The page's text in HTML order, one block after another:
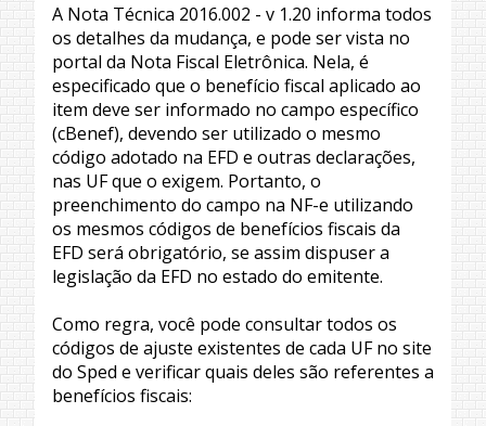
A Nota Técnica 2016.002 - v 1.20 informa todos
os detalhes da mudança, e pode ser vista no
portal da Nota Fiscal Eletrônica. Nela, é
especificado que o benefício fiscal aplicado ao
item deve ser informado no campo específico
(cBenef), devendo ser utilizado o mesmo
código adotado na EFD e outras declarações,
nas UF que o exigem. Portanto, o
preenchimento do campo na NF-e utilizando
os mesmos códigos de benefícios fiscais da
EFD será obrigatório, se assim dispuser a
legislação da EFD no estado do emitente.
Como regra, você pode consultar todos os
códigos de ajuste existentes de cada UF no site
do Sped e verificar quais deles são referentes a
benefícios fiscais: